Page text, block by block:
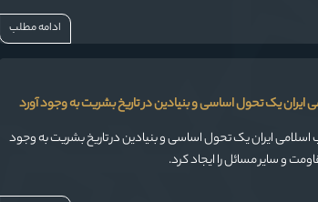
ادامه مطلب
ایران یک تحول اساسی و بنیادین در تاریخ بشریت به وجود آورد
اسلامی ایران یک تحول اساسی و بنیادین در تاریخ بشریت به وجود
و سایر مسائل را ایجاد کرد.